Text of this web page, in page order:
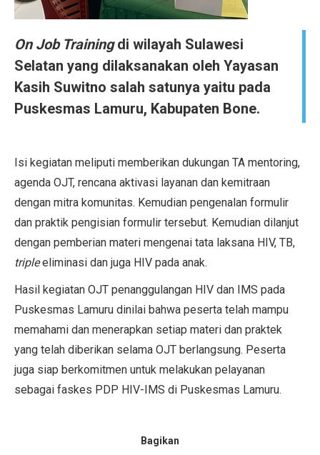
On Job Trainingdi wilayah Sulawesi
Selatan yang dilaksanakan oleh Yayasan
Kasih Suwitno salah satunya yaitu pada
Puskesmas Lamuru, Kabupaten Bone.
Isi kegiatan meliputi memberikan dukungan TA mentoring,
agenda OJT, rencana aktivasi layanan dan kemitraan
dengan mitra komunitas. Kemudian pengenalan formulir
dan praktik pengisian formulir tersebut. Kemudian dilanjut
dengan pemberian materi mengenai tata laksana HIV, TB,
tripleeliminasi dan juga HIV pada anak.
Hasil kegiatan OJT penanggulangan HIV dan IMS pada
Puskesmas Lamuru dinilai bahwa peserta telah mampu
memahami dan menerapkan setiap materi dan praktek
yang telah diberikan selama OJT berlangsung. Peserta
juga siap berkomitmen untuk melakukan pelayanan
sebagai faskes PDP HIV-IMS di Puskesmas Lamuru.
Bagikan